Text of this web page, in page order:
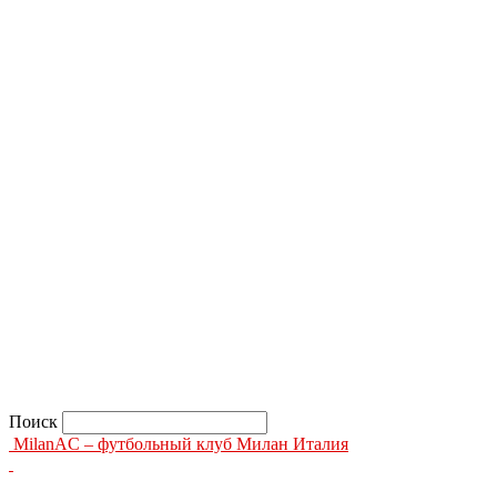
Поиск
MilanAC – футбольный клуб Милан Италия